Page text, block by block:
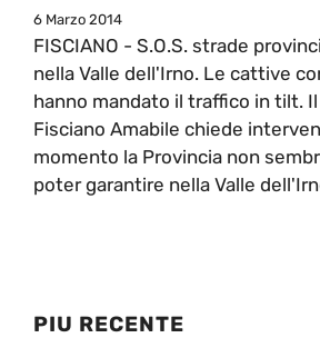
6 Marzo 2014
FISCIANO - S.O.S. strade
nella Valle dell'Irno. Le cattive
hanno mandato il traffico in tilt.
Fisciano Amabile chiede
momento la Provincia non
poter garantire nella Valle
PIU RECENTE